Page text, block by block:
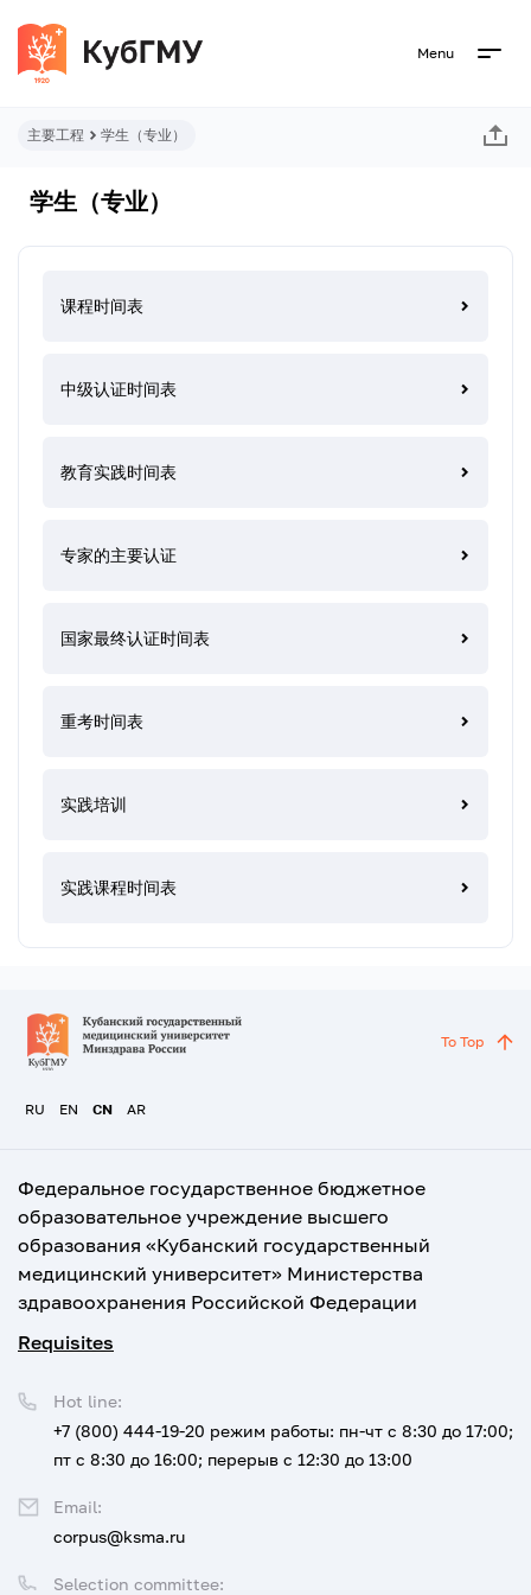
Menu
主要工程 学生（专业）
学生（专业）
课程时间表
中级认证时间表
教育实践时间表
专家的主要认证
国家最终认证时间表
重考时间表
实践培训
实践课程时间表
RU EN CN AR
To Top
Федеральное государственное бюджетное
образовательное учреждение высшего
образования «Кубанский государственный
медицинский университет» Министерства
здравоохранения Российской Федерации
Requisites
Selection committee:
Hot line:
+7 (800) 444-19-20 режим работы: пн-чт с 8:30 до 17:00;
пт с 8:30 до 16:00; перерыв с 12:30 до 13:00
Email:
corpus@ksma.ru